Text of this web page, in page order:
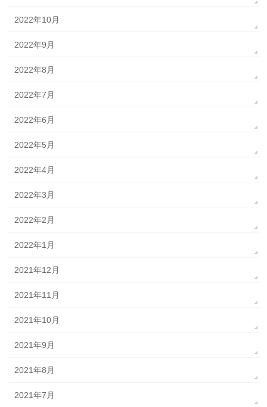
2022年10月
2022年9月
2022年8月
2022年7月
2022年6月
2022年5月
2022年4月
2022年3月
2022年2月
2022年1月
2021年12月
2021年11月
2021年10月
2021年9月
2021年8月
2021年7月